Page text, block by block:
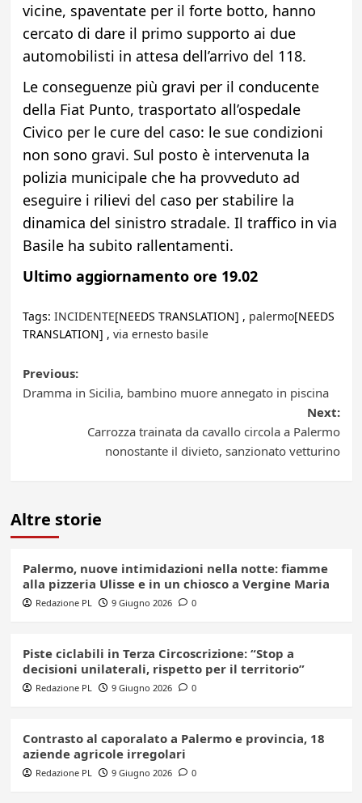
vicine, spaventate per il forte botto, hanno
cercato di dare il primo supporto ai due
automobilisti in attesa dell’arrivo del 118.
Le conseguenze più gravi per il conducente
della Fiat Punto, trasportato all’ospedale
Civico per le cure del caso: le sue condizioni
non sono gravi. Sul posto è intervenuta la
polizia municipale che ha provveduto ad
eseguire i rilievi del caso per stabilire la
dinamica del sinistro stradale. Il traffico in via
Basile ha subito rallentamenti.
Ultimo aggiornamento ore 19.02
Tags: INCIDENTE[NEEDS TRANSLATION] , palermo[NEEDS
TRANSLATION] , via ernesto basile
Post
navigation
Previous:
Dramma in Sicilia, bambino muore annegato in piscina
Next:
Carrozza trainata da cavallo circola a Palermo
nonostante il divieto, sanzionato vetturino
Altre storie
Palermo, nuove intimidazioni nella notte: fiamme
alla pizzeria Ulisse e in un chiosco a Vergine Maria
Redazione PL 9 Giugno 2026 0
Piste ciclabili in Terza Circoscrizione: “Stop a
decisioni unilaterali, rispetto per il territorio”
Redazione PL 9 Giugno 2026 0
Contrasto al caporalato a Palermo e provincia, 18
aziende agricole irregolari
Redazione PL 9 Giugno 2026 0